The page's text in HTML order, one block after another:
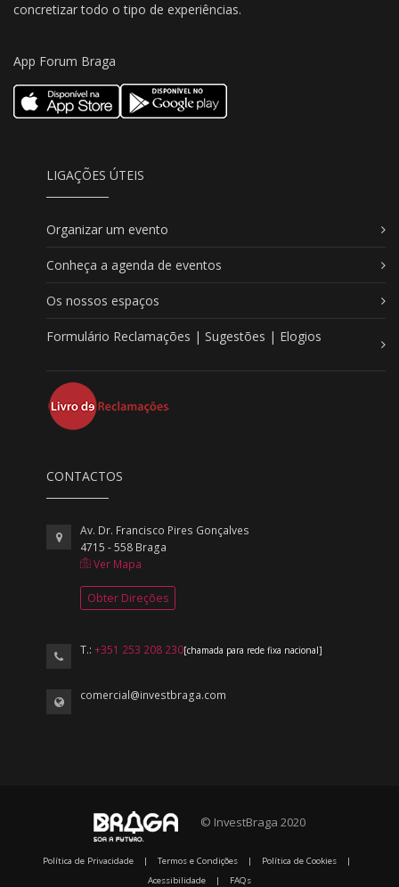
concretizar todo o tipo de experiências.
App Forum Braga
LIGAÇÕES ÚTEIS
Organizar um evento
Conheça a agenda de eventos
Os nossos espaços
Formulário Reclamações | Sugestões | Elogios
CONTACTOS
Av. Dr. Francisco Pires Gonçalves
4715 - 558 Braga
Ver Mapa
Obter Direções
T.:+351 253 208 230[chamada para rede fixa nacional]
comercial@investbraga.com
© InvestBraga 2020
Política de Privacidade | Termos e Condições | Política de Cookies
|
Acessibilidade
| FAQs